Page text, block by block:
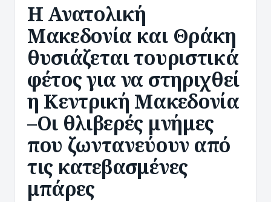
Η Ανατολική
Μακεδονία και Θράκη
θυσιάζεται τουριστικά
φέτος για να στηριχθεί
η Κεντρική Μακεδονία
–Οι θλιβερές μνήμες
που ζωντανεύουν από
τις κατεβασμένες
μπάρες